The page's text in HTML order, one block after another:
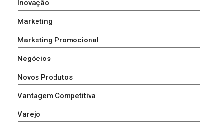
Inovação
Marketing
Marketing Promocional
Negócios
Novos Produtos
Vantagem Competitiva
Varejo